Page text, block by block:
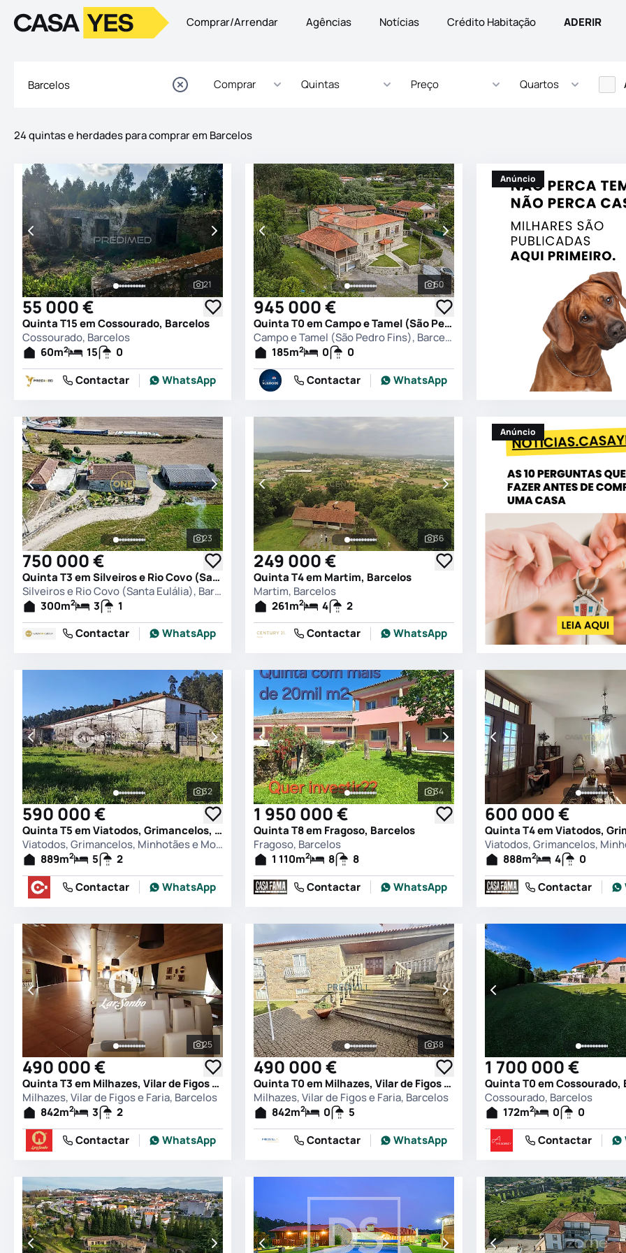
LogoIr para a homepage Comprar/Arrendar Agências Notícias Crédito Habitação ADERIR
Comprar Quintas Preço Quartos
24 quintas e herdades para comprar em Barcelos
Imóveis
Lista de Imóveis
Ver todas as fotografias
21
55 000 €
Quinta T15 em Cossourado, Barcelos
Cossourado, Barcelos
60m2 15
0
Contactar
WhatsApp
Ver todas as fotografias
50
945 000 €
Quinta T0 em Campo e Tamel (São Pedro Fins), Barcelos
Campo e Tamel (São Pedro Fins), Barcelos
185m2 0
0
Contactar
WhatsApp
Anúncio
Ver todas as fotografias
23
750 000 €
Quinta T3 em Silveiros e Rio Covo (Santa Eulália), Barcelos
Silveiros e Rio Covo (Santa Eulália), Barcelos
300m2 3
1
Contactar
WhatsApp
Ver todas as fotografias
36
249 000 €
Quinta T4 em Martim, Barcelos
Martim, Barcelos
261m2 4
2
Contactar
WhatsApp
Anúncio
Ver todas as fotografias
32
590 000 €
Quinta T5 em Viatodos, Grimancelos, Minhotães e Monte de Fralães, Barcelos
Viatodos, Grimancelos, Minhotães e Monte de Fralães, Barcelos
889m2 5
2
Contactar
WhatsApp
Ver todas as fotografias
34
1 950 000 €
Quinta T8 em Fragoso, Barcelos
Fragoso, Barcelos
1 110m2 8
8
Contactar
WhatsApp
600 000 €
888m2 4
0
Contactar
Ver todas as fotografias
25
490 000 €
Quinta T3 em Milhazes, Vilar de Figos e Faria, Barcelos
Milhazes, Vilar de Figos e Faria, Barcelos
842m2 3
2
Contactar
WhatsApp
Ver todas as fotografias
38
490 000 €
Quinta T0 em Milhazes, Vilar de Figos e Faria, Barcelos
Milhazes, Vilar de Figos e Faria, Barcelos
842m2 0
5
Contactar
WhatsApp
1 700 000 €
Quinta T0 em Cossourado,
Cossourado, Barcelos
172m2 0
0
Contactar